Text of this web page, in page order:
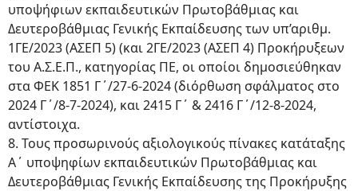
υποψήφιων εκπαιδευτικών Πρωτοβάθμιας και
Δευτεροβάθμιας Γενικής Εκπαίδευσης των υπ’αριθμ.
1ΓΕ/2023 (ΑΣΕΠ 5) (και 2ΓΕ/2023 (ΑΣΕΠ 4) Προκήρυξεων
του Α.Σ.Ε.Π., κατηγορίας ΠΕ, οι οποίοι δημοσιεύθηκαν
στα ΦΕΚ 1851 Γ΄/27-6-2024 (διόρθωση σφάλματος στο
2024 Γ΄/8-7-2024), και 2415 Γ΄ & 2416 Γ΄/12-8-2024,
αντίστοιχα.
8. Τους προσωρινούς αξιολογικούς πίνακες κατάταξης
Α΄ υποψηφίων εκπαιδευτικών Πρωτοβάθμιας και
Δευτεροβάθμιας Γενικής Εκπαίδευσης της Προκήρυξης